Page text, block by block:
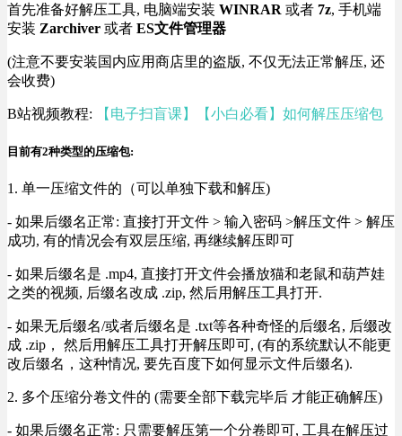
首先准备好解压工具, 电脑端安装 WINRAR 或者 7z, 手机端
安装 Zarchiver 或者 ES文件管理器
(注意不要安装国内应用商店里的盗版, 不仅无法正常解压, 还
会收费)
B站视频教程: 【电子扫盲课】【小白必看】如何解压压缩包
目前有2种类型的压缩包:
1. 单一压缩文件的（可以单独下载和解压)
- 如果后缀名正常: 直接打开文件 > 输入密码 >解压文件 > 解压
成功, 有的情况会有双层压缩, 再继续解压即可
- 如果后缀名是 .mp4, 直接打开文件会播放猫和老鼠和葫芦娃
之类的视频, 后缀名改成 .zip, 然后用解压工具打开.
- 如果无后缀名/或者后缀名是 .txt等各种奇怪的后缀名, 后缀改
成 .zip， 然后用解压工具打开解压即可, (有的系统默认不能更
改后缀名，这种情况, 要先百度下如何显示文件后缀名).
2. 多个压缩分卷文件的 (需要全部下载完毕后 才能正确解压)
- 如果后缀名正常: 只需要解压第一个分卷即可, 工具在解压过